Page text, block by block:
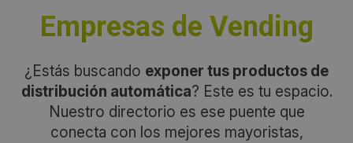
Empresas de Vending
¿Estás buscando exponer tus productos de
distribución automática? Este es tu espacio.
Nuestro directorio es ese puente que
conecta con los mejores mayoristas,